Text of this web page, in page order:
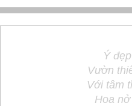
Ý
Vườn
Với tâm
Hoa